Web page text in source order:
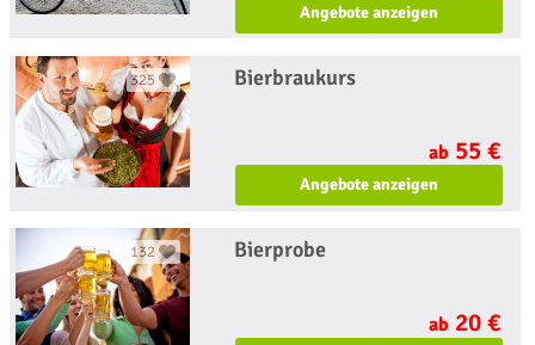
Angebote anzeigen
325 Bierbraukurs
ab 55 €
Angebote anzeigen
132 Bierprobe
ab 20 €